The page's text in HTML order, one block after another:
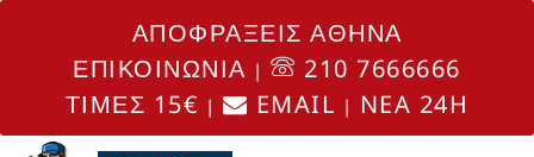
ΑΠΟΦΡΑΞΕΙΣ ΑΘΗΝΑ
ΕΠΙΚΟΙΝΩΝΙΑ |
210 7666666
ΤΙΜΕΣ 15€ | EMAIL | NEA 24H